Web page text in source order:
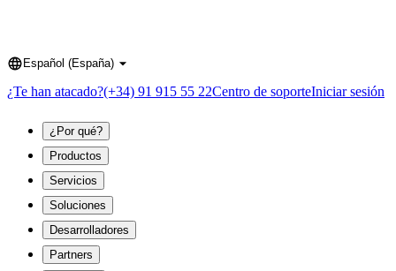
Language
Español (España)
¿Te han atacado?(+34) 91 915 55 22Centro de soporteIniciar sesión
¿Por qué?
Productos
Servicios
Soluciones
Desarrolladores
Partners